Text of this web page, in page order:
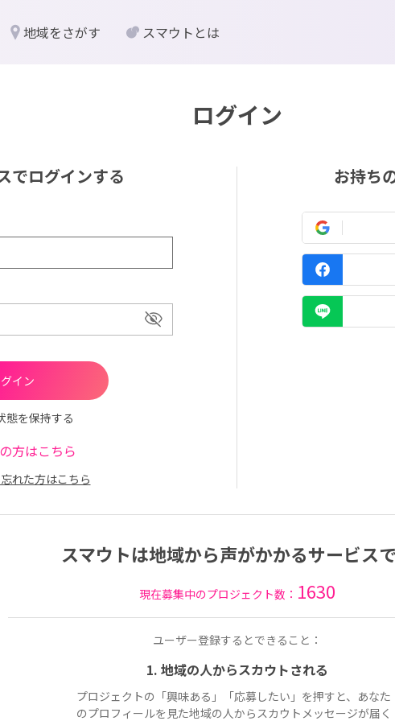
ログイン
でログインする
態を保持する
方はこちら
れた方はこちら
お持ち
スマウトは地域から声がかかるサービス
現在募集中のプロジェクト数： 1630
ユーザー登録するとできること：
1. 地域の人からスカウトされる
プロジェクトの「興味ある」「応募したい」を押すと、あなた
のプロフィールを見た地域の人からスカウトメッセージが届く
地域をさがす スマウトとは